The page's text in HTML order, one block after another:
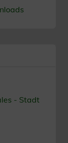
- Stadt